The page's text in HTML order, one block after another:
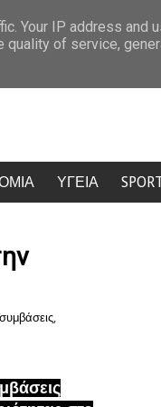
και Κέιτι Πέρι
ΥΓΕΙΑ
συμβάσεις,
Your IP address and
quality of service,